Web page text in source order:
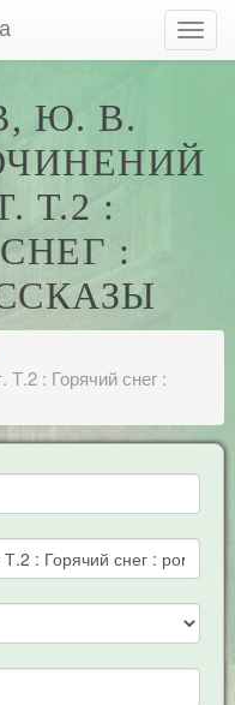
Ю. В.
Т.2 :
:
: Горячий снег :